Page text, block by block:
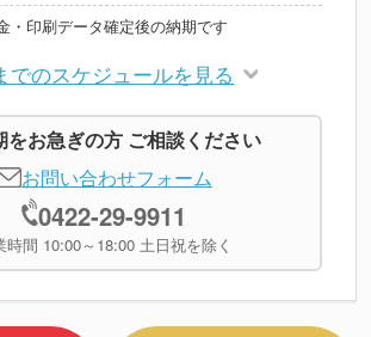
・印刷データ確定後の納期です
でのスケジュールを見る
をお急ぎの方 ご相談ください
お問い合わせフォーム
0422-29-9911
時間 10:00～18:00 土日祝を除く